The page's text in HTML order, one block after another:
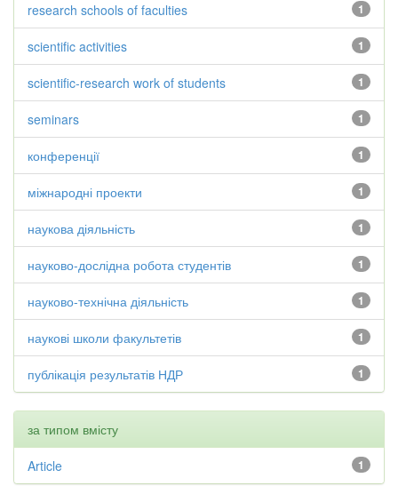
1
research schools of faculties
1
scientific activities
1
scientific-research work of students
1
seminars
1
конференції
1
міжнародні проекти
1
наукова діяльність
1
науково-дослідна робота студентів
1
науково-технічна діяльність
1
наукові школи факультетів
1
публікація результатів НДР
за типом вмісту
1
Article